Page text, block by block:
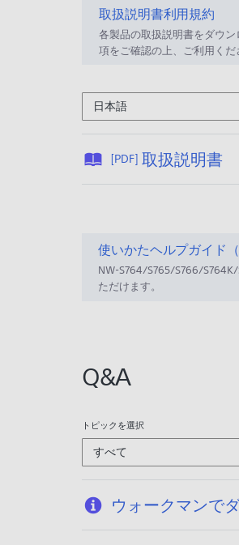
取扱説明書利用規約
各製品の取扱説明書をダウ
項をご確認の上、ご利用くだ
日本語
[PDF] 取扱説明書公
0
2
使いかたヘルプガイド
NW-S764/S765/S766/
ただけます。
Q&A
トピックを選択
すべて
ウォークマンで